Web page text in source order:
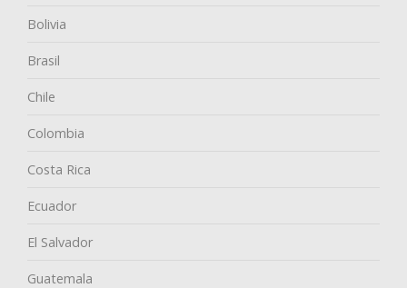
Bolivia
Brasil
Chile
Colombia
Costa Rica
Ecuador
El Salvador
Guatemala